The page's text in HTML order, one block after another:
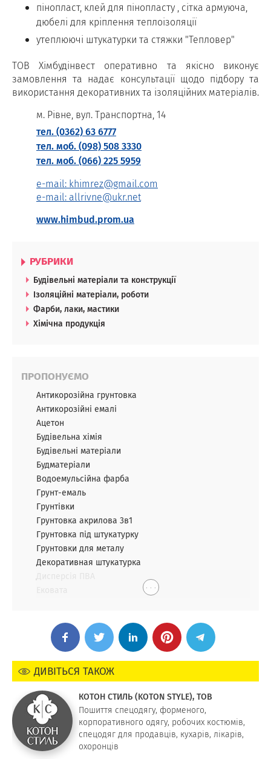
пінопласт, клей для пінопласту , сітка армуюча,
дюбелі для кріплення теплоізоляції
утеплюючі штукатурки та стяжки "Тепловер"
ТОВ Хімбудінвест оперативно та якісно виконує
замовлення та надає консультації щодо підбору та
використання декоративних та ізоляційних матеріалів.
м. Рівне, вул. Транспортна, 14
тел. (0362) 63 6777
тел. моб. (098) 508 3330
тел. моб. (066) 225 5959
e-mail: khimrez@gmail.com
e-mail: allrivne@ukr.net
www.himbud.prom.ua
РУБРИКИ
Будівельні матеріали та конструкції
Ізоляційні матеріали, роботи
Фарби, лаки, мастики
Хімічна продукція
ПРОПОНУЄМО
Антикорозійна грунтовка
Антикорозійні емалі
Ацетон
Будівельна хімія
Будівельні матеріали
Будматеріали
Водоемульсійна фарба
Грунт-емаль
Грунтівки
Грунтовка акрилова 3в1
Грунтовка під штукатурку
Грунтовки для металу
Декоративная штукатурка
. . .
ДИВІТЬСЯ ТАКОЖ
КОТОН СТИЛЬ (KOTON STYLE), ТОВ
Пошиття спецодягу, форменого,
корпоративного одягу, робочих костюмів,
спецодяг для продавців, кухарів, лікарів,
охоронців